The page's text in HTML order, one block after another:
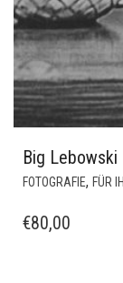
Big Lebowski
FOTOGRAFIE, FÜR
€80,00